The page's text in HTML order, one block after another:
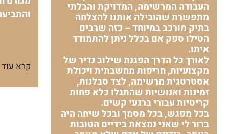
העבודה המרשימה, המדויקת והבלתי
מתפשרת שהובילה אותנו להצלחה
בתיק מורכב במיוחד – כזה שרבים
הטילו ספק אם בכלל ניתן להתמודד
איתו.
לאורך כל הדרך הפגנת שילוב נדיר של
מקצועיות, חריפות מחשבתית ויכולת
אסטרטגית מרשימה, לצד סבלנות,
זמינות ואנושיות שהתגלו כלא פחות
קריטיות עבורי ברגעי קשים.
בכל מפגש, בכל מסמך ובכל שיחה היה
ברור לי שאני נמצאת בידיים הטובות
קרא עוד